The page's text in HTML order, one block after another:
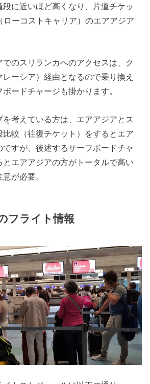
に近いほど高くなり、片道チケッ
ローコストキャリア）のエアアジア
のスリランカへのアクセスは、ク
ーシア）経由となるので乗り換え
ードチャージも掛かります。
を考えている方は、エアアジアとス
比較（往復チケット）をするとエア
すが、後述するサーフボードチャ
とエアアジアの方がトータルで高い
が必要。
フライト情報